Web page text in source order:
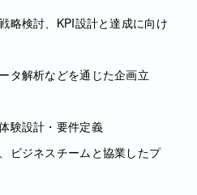
略検討、KPI設計と達成に向け
タ解析などを通じた企画立
験設計・要件定義
ビジネスチームと協業したプ